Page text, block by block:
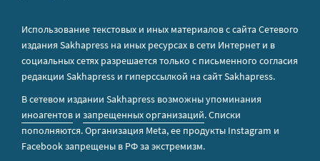
Использование текстовых и иных материалов с сайта Сетевого
издания Sakhapress на иных ресурсах в сети Интернет и в
социальных сетях разрешается только с письменного согласия
редакции Sakhapress и гиперссылкой на сайт Sakhapress.
В сетевом издании Sakhapress возможны упоминания
иноагентов и запрещенных организаций. Списки
пополняются. Организация Metа, ее продукты Instagram и
Facebook запрещены в РФ за экстремизм.